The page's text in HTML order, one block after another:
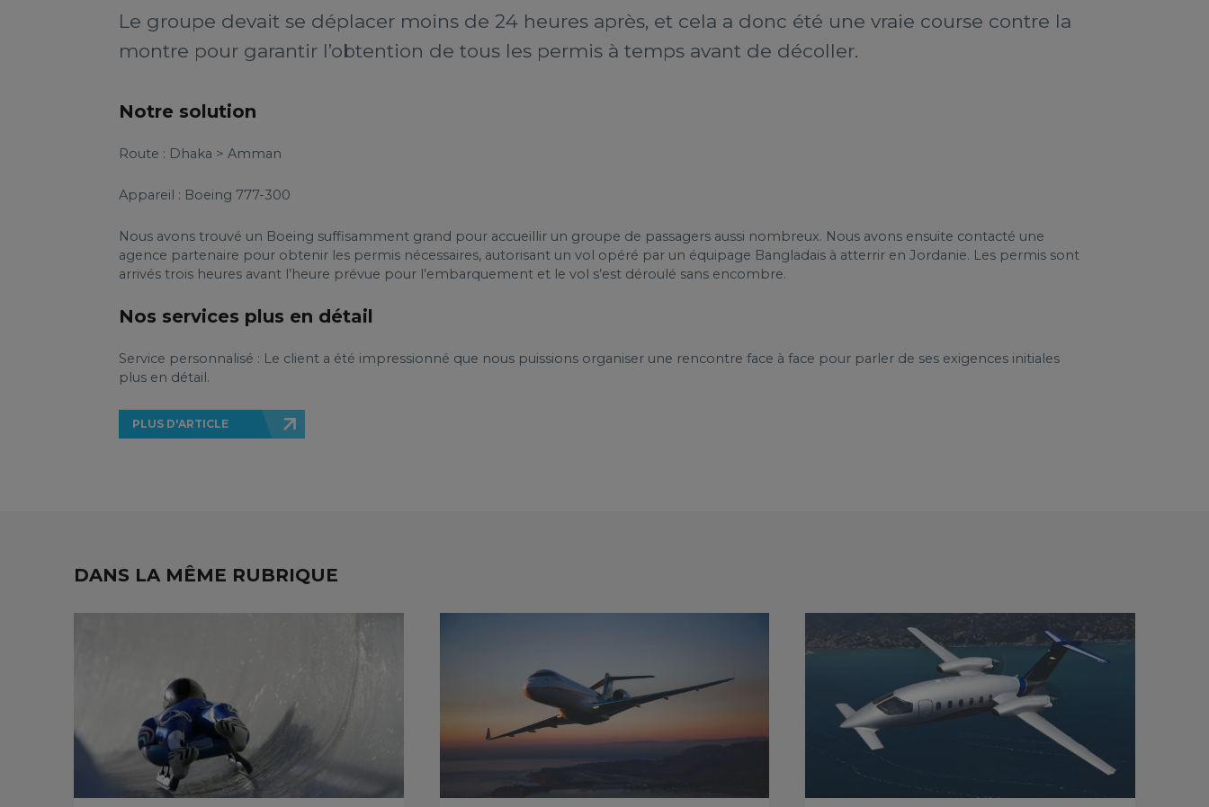
Le groupe devait se déplacer moins de 24 heures après, et cela a donc été une vraie course contre la
montre pour garantir l’obtention de tous les permis à temps avant de décoller.
Notre solution
Route : Dhaka > Amman
Appareil : Boeing 777-300
Nous avons trouvé un Boeing suffisamment grand pour accueillir un groupe de passagers aussi nombreux. Nous avons ensuite contacté une
agence partenaire pour obtenir les permis nécessaires, autorisant un vol opéré par un équipage Bangladais à atterrir en Jordanie. Les permis sont
arrivés trois heures avant l’heure prévue pour l’embarquement et le vol s’est déroulé sans encombre.
Nos services plus en détail
Service personnalisé : Le client a été impressionné que nous puissions organiser une rencontre face à face pour parler de ses exigences initiales
plus en détail.
PLUS D'ARTICLE
DANS LA MÊME RUBRIQUE